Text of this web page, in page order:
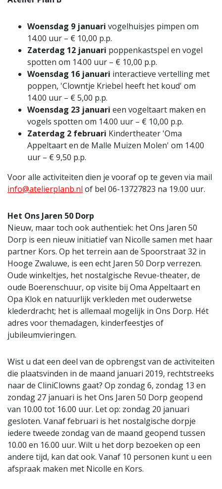
Woensdag 9 januari vogelhuisjes pimpen om
14.00 uur – € 10,00 p.p.
Zaterdag 12 januari poppenkastspel en vogel
spotten om 14.00 uur – € 10,00 p.p.
Woensdag 16 januari interactieve vertelling met
poppen, 'Clowntje Kriebel heeft het koud' om
14.00 uur – € 5,00 p.p.
Woensdag 23 januari een vogeltaart maken en
vogels spotten om 14.00 uur – € 10,00 p.p.
Zaterdag 2 februari Kindertheater 'Oma
Appeltaart en de Malle Muizen Molen' om 14.00
uur – € 9,50 p.p.
Voor alle activiteiten dien je vooraf op te geven via mail
info@atelierplanb.nl of bel 06-13727823 na 19.00 uur.
Het Ons Jaren 50 Dorp
Nieuw, maar toch ook authentiek: het Ons Jaren 50
Dorp is een nieuw initiatief van Nicolle samen met haar
partner Kors. Op het terrein aan de Spoorstraat 32 in
Hooge Zwaluwe, is een echt Jaren 50 Dorp verrezen.
Oude winkeltjes, het nostalgische Revue-theater, de
oude Boerenschuur, op visite bij Oma Appeltaart en
Opa Klok en natuurlijk verkleden met ouderwetse
klederdracht; het is allemaal mogelijk in Ons Dorp. Hét
adres voor themadagen, kinderfeestjes of
jubileumvieringen.
Wist u dat een deel van de opbrengst van de activiteiten
die plaatsvinden in de maand januari 2019, rechtstreeks
naar de CliniClowns gaat? Op zondag 6, zondag 13 en
zondag 27 januari is het Ons Jaren 50 Dorp geopend
van 10.00 tot 16.00 uur. Let op: zondag 20 januari
gesloten. Vanaf februari is het nostalgische dorpje
iedere tweede zondag van de maand geopend tussen
10.00 en 16.00 uur. Wilt u het dorp bezoeken op een
andere tijd, kan dat ook. Vanaf 10 personen kunt u een
afspraak maken met Nicolle en Kors.